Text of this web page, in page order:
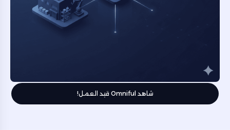
شاهد Omniful قيد العمل!